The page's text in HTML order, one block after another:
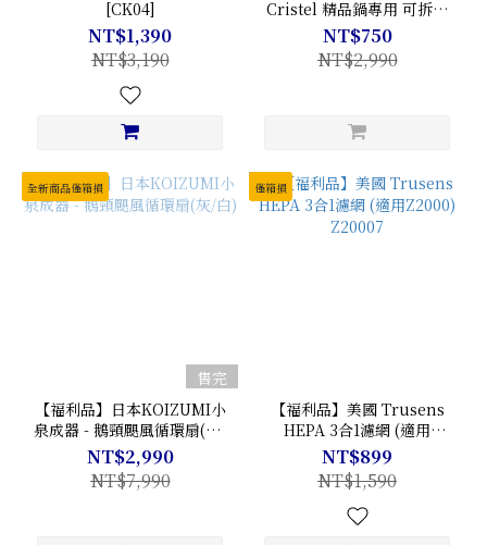
[CK04]
NT$1,390
NT$3,190
Cristel 精品鍋專用 可拆式
專用圓弧耳柄 PLMA02 (單
入組)
NT$750
NT$2,990
全新商品僅箱損
售完
【福利品】日本KOIZUMI小
泉成器 - 鵝頸颶風循環扇(灰/
白)
NT$2,990
NT$7,990
僅箱損
【福利品】美國 Trusens
HEPA 3合1濾網 (適用
Z2000) Z20007
NT$899
NT$1,590